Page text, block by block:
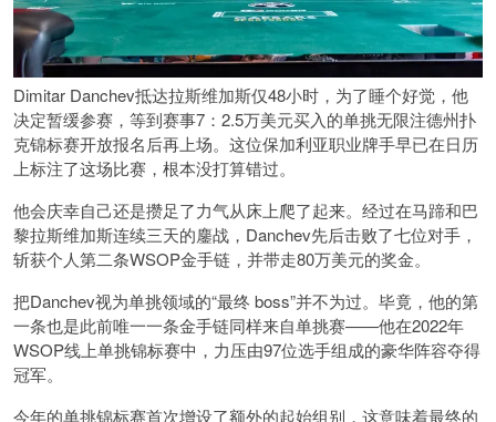
Dimitar Danchev抵达拉斯维加斯仅48小时，为了睡个好觉，他
决定暂缓参赛，等到赛事7：2.5万美元买入的单挑无限注德州扑
克锦标赛开放报名后再上场。这位保加利亚职业牌手早已在日历
上标注了这场比赛，根本没打算错过。
他会庆幸自己还是攒足了力气从床上爬了起来。经过在马蹄和巴
黎拉斯维加斯连续三天的鏖战，Danchev先后击败了七位对手，
斩获个人第二条WSOP金手链，并带走80万美元的奖金。
把Danchev视为单挑领域的“最终 boss”并不为过。毕竟，他的第
一条也是此前唯一一条金手链同样来自单挑赛——他在2022年
WSOP线上单挑锦标赛中，力压由97位选手组成的豪华阵容夺得
冠军。
今年的单挑锦标赛首次增设了额外的起始组别，这意味着最终的